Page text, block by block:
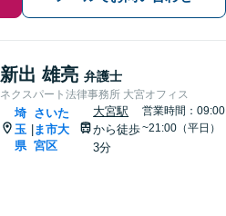
新出 雄亮 弁護士
ネクスパート法律事務所 大宮オフィス
埼
玉
県
さいた
ま市大
宮区
大宮駅
から徒歩
3分
営業時間：09:00
~21:00（平日）